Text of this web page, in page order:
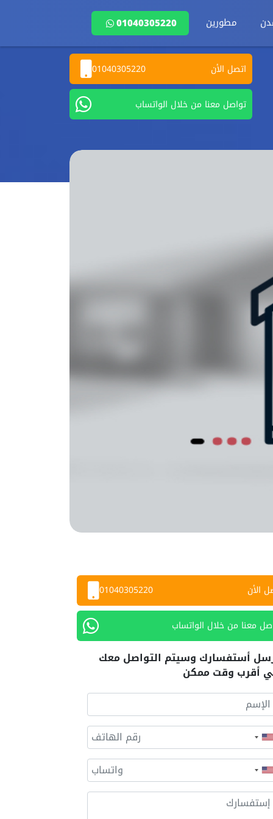
مطورين 01040305220
اتصل الأن 01040305220
تواصل معنا من خلال الواتساب
الأن 01040305220
معنا من خلال الواتساب
أستفسارك وسيتم التواصل معك
أقرب وقت ممكن